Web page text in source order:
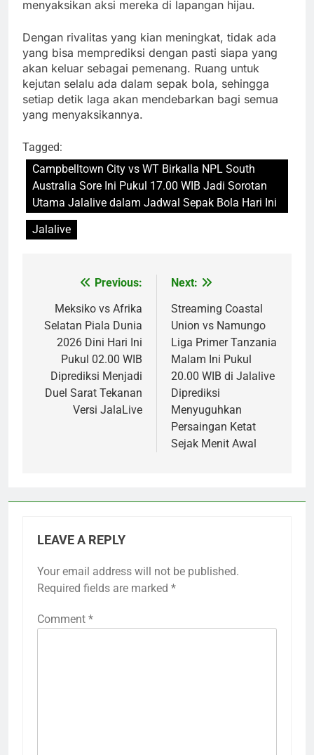
menyaksikan aksi mereka di lapangan hijau.
Dengan rivalitas yang kian meningkat, tidak ada
yang bisa memprediksi dengan pasti siapa yang
akan keluar sebagai pemenang. Ruang untuk
kejutan selalu ada dalam sepak bola, sehingga
setiap detik laga akan mendebarkan bagi semua
yang menyaksikannya.
Tagged:
Campbelltown City vs WT Birkalla NPL South
Australia Sore Ini Pukul 17.00 WIB Jadi Sorotan
Utama Jalalive dalam Jadwal Sepak Bola Hari Ini
Jalalive
navigation
Previous:
Meksiko vs Afrika
Selatan Piala Dunia
2026 Dini Hari Ini
Pukul 02.00 WIB
Diprediksi Menjadi
Duel Sarat Tekanan
Versi JalaLive
Next:
Streaming Coastal
Union vs Namungo
Liga Primer Tanzania
Malam Ini Pukul
20.00 WIB di Jalalive
Diprediksi
Menyuguhkan
Persaingan Ketat
Sejak Menit Awal
LEAVE A REPLY
Your email address will not be published.
Required fields are marked *
Comment *